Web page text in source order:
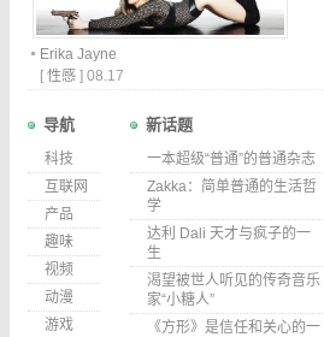
Erika Jayne
[ 性感 ] 08.17
导航
科技
互联网
产品
趣味
视频
动漫
游戏
新话题
一本超级“普通”的普通杂志
Zakka：简单普通的生活哲
学
达利 Dali 天才与疯子的一
生
渴望被世人听见的传奇音乐
家“小糖人”
《方形》是信任和关心的一